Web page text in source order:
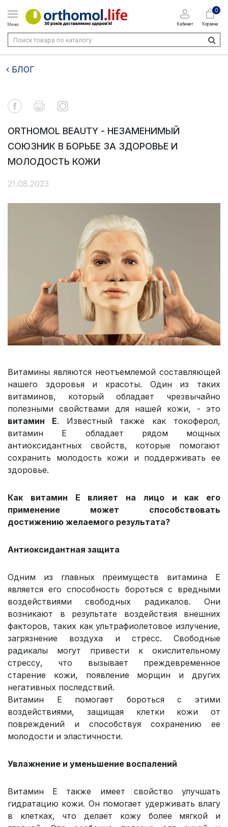
Меню Кабинет
0
Корзина
БЛОГ
ORTHOMOL BEAUTY - НЕЗАМЕНИМЫЙ
СОЮЗНИК В БОРЬБЕ ЗА ЗДОРОВЬЕ И
МОЛОДОСТЬ КОЖИ
21.08.2023
Витамины являются неотъемлемой составляющей
нашего здоровья и красоты. Один из таких
витаминов, который обладает чрезвычайно
полезными свойствами для нашей кожи, - это
витамин Е. Известный также как токоферол,
витамин Е обладает рядом мощных
антиоксидантных свойств, которые помогают
сохранить молодость кожи и поддерживать ее
здоровье.
Как витамин Е влияет на лицо и как его
применение может способствовать
достижению желаемого результата?
Антиоксидантная защита
Одним из главных преимуществ витамина Е
является его способность бороться с вредными
воздействиями свободных радикалов. Они
возникают в результате воздействия внешних
факторов, таких как ультрафиолетовое излучение,
загрязнение воздуха и стресс. Свободные
радикалы могут привести к окислительному
стрессу, что вызывает преждевременное
старение кожи, появление морщин и других
негативных последствий.
Витамин Е помогает бороться с этими
воздействиями, защищая клетки кожи от
повреждений и способствуя сохранению ее
молодости и эластичности.
Увлажнение и уменьшение воспалений
Витамин Е также имеет свойство улучшать
гидратацию кожи. Он помогает удерживать влагу
в клетках, что делает кожу более мягкой и